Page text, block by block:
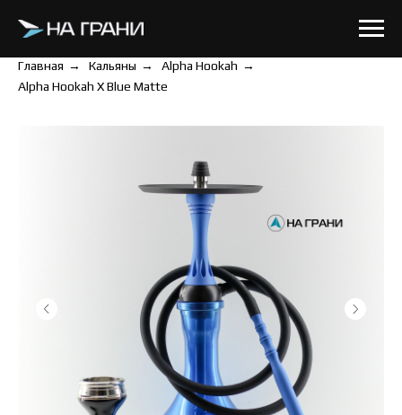
Главная → Кальяны → Alpha Hookah →
Alpha Hookah X Blue Matte